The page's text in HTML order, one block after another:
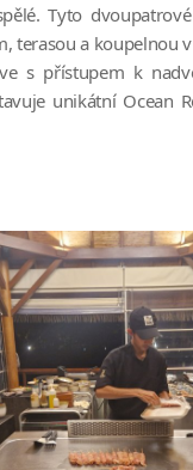
Tyto
terasou a koupelnou
s přístupem k
unikátní Ocean